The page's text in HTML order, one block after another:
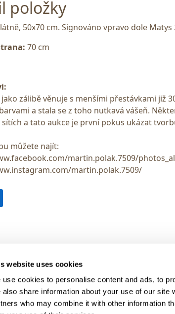
website uses cookies
use cookies to personalise content and ads, to
also share information about your use of our site
who may combine it with other information
položky
50x70 cm. Signováno vpravo dole Matys
70 cm
jako zálibě věnuje s menšími přestávkami již
a stala se z toho nutkavá vášeň.
a tato aukce je první pokus ukázat
můžete najít:
martin.polak.7509/
martin.polak.7509/
196 183